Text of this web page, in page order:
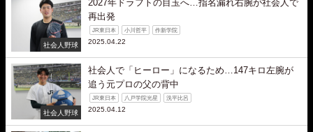
社会人野球
2027年ドラフトの目玉へ…指名漏れ右腕が社会人で
再出発
JR東日本 小川哲平 作新学院
2025.04.22
社会人野球
社会人で「ヒーロー」になるため…147キロ左腕が
追う元プロの父の背中
JR東日本 八戸学院光星 洗平比呂
2025.04.12